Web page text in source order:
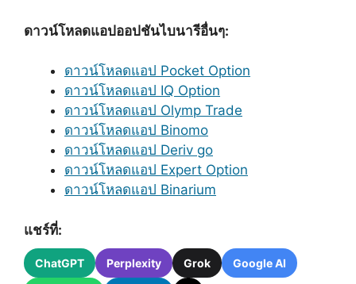
ดาวน์โหลดแอปออปชันไบนารีอื่นๆ:
ดาวน์โหลดแอป Pocket Option
ดาวน์โหลดแอป IQ Option
ดาวน์โหลดแอป Olymp Trade
ดาวน์โหลดแอป Binomo
ดาวน์โหลดแอป Deriv go
ดาวน์โหลดแอป Expert Option
ดาวน์โหลดแอป Binarium
แชร์ที่:
ChatGPT Perplexity Grok Google AI